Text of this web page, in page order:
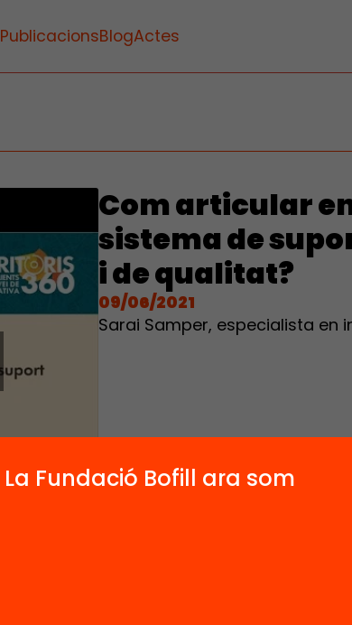
PublicacionsBlogActes
Com articular
sistema de
i de qualitat?
09/06/2021
Sarai Samper, especialista en
La Fundació Bofill ara som